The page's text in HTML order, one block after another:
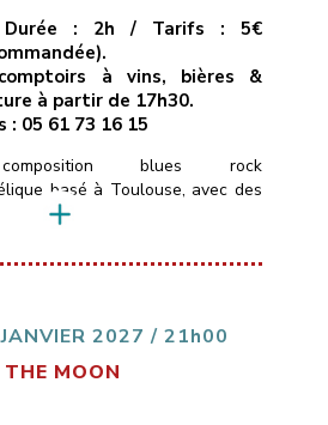
: 2h / Tarifs : 5€
à vins, bières &
à partir de 17h30.
: 05 61 73 16 15
blues rock
basé à Toulouse, avec des
Led Zepplin au Black Keys en
stoner plus moderne.Le
2027 / 21h00
MOON